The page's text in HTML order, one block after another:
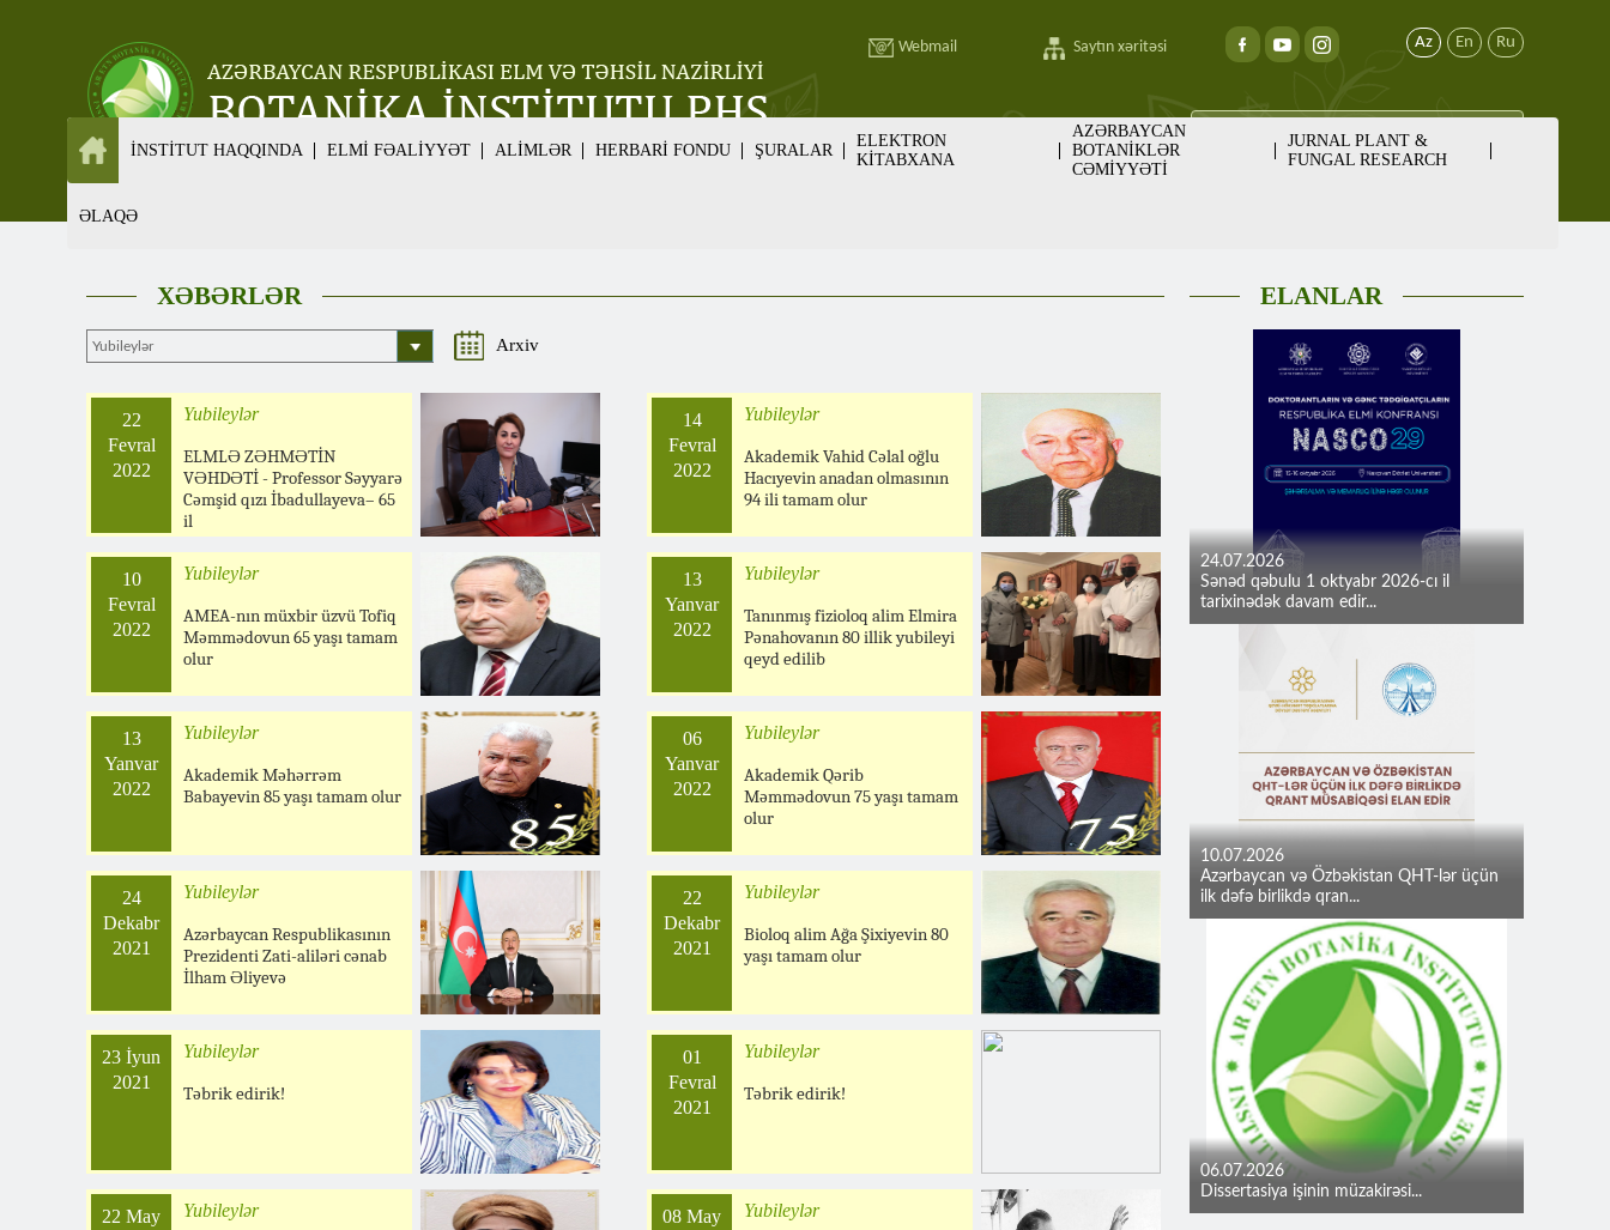
Webmail Saytın xəritəsi Az En Ru
İNSTİTUT HAQQINDA ELMİ FƏALİYYƏT ALİMLƏR HERBARİ FONDU ŞURALAR
ELEKTRON
KİTABXANA
AZƏRBAYCAN
BOTANİKLƏR
CƏMİYYƏTİ
JURNAL PLANT &
FUNGAL RESEARCH
ƏLAQƏ
XƏBƏRLƏR
Arxiv
22
Fevral
2022
Yubileylər
ELMLƏ ZƏHMƏTİN
VƏHDƏTİ - Professor Səyyarə
Cəmşid qızı İbadullayeva– 65
il
14
Fevral
2022
Yubileylər
Akademik Vahid Cəlal oğlu
Hacıyevin anadan olmasının
94 ili tamam olur
10
Fevral
2022
Yubileylər
AMEA-nın müxbir üzvü Tofiq
Məmmədovun 65 yaşı tamam
olur
13
Yanvar
2022
Yubileylər
Tanınmış fizioloq alim Elmira
Pənahovanın 80 illik yubileyi
qeyd edilib
13
Yanvar
2022
Yubileylər
Akademik Məhərrəm
Babayevin 85 yaşı tamam olur
06
Yanvar
2022
Yubileylər
Akademik Qərib
Məmmədovun 75 yaşı tamam
olur
24
Dekabr
2021
Yubileylər
Azərbaycan Respublikasının
Prezidenti Zati-aliləri cənab
İlham Əliyevə
22
Dekabr
2021
Yubileylər
Bioloq alim Ağa Şixiyevin 80
yaşı tamam olur
23 İyun
2021
Yubileylər
Təbrik edirik!
01
Fevral
2021
Yubileylər
Təbrik edirik!
22 May
Yubileylər
08 May
Yubileylər
ELANLAR
24.07.2026
Sənəd qəbulu 1 oktyabr 2026-cı il
tarixinədək davam edir...
10.07.2026
Azərbaycan və Özbəkistan QHT-lər üçün
ilk dəfə birlikdə qran...
06.07.2026
Dissertasiya işinin müzakirəsi...